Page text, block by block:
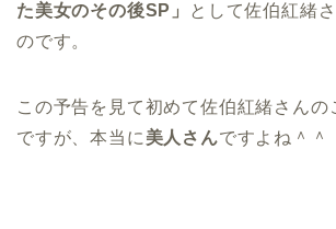
た美女のその後SP」
として佐伯紅緒
のです。
この予告を見て初めて佐伯紅緒さんの
ですが、本当に 美人さんですよね＾＾